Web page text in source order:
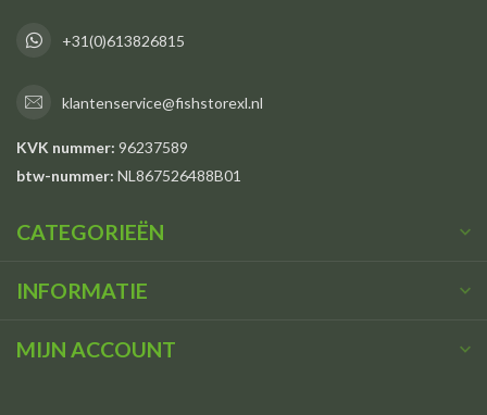
+31(0)613826815
klantenservice@fishstorexl.nl
KVK nummer: 96237589
btw-nummer: NL867526488B01
CATEGORIEËN
INFORMATIE
MIJN ACCOUNT